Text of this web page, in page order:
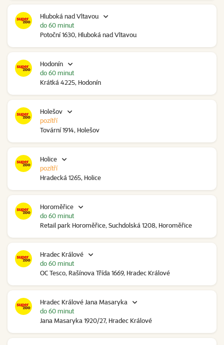
Hluboká nad Vltavou
Potoční 1630, Hluboká nad Vltavou
do 60 minut
Hodonín
Krátká 4225, Hodonín
do 60 minut
Holešov
Tovární 1914, Holešov
pozítří
Holice
Hradecká 1265, Holice
pozítří
Horoměřice
Retail park Horoměřice, Suchdolská 1208, Horoměřice
do 60 minut
Hradec Králové
OC Tesco, Rašínova Třída 1669, Hradec Králové
do 60 minut
Hradec Králové Jana Masaryka
Jana Masaryka 1920/27, Hradec Králové
do 60 minut